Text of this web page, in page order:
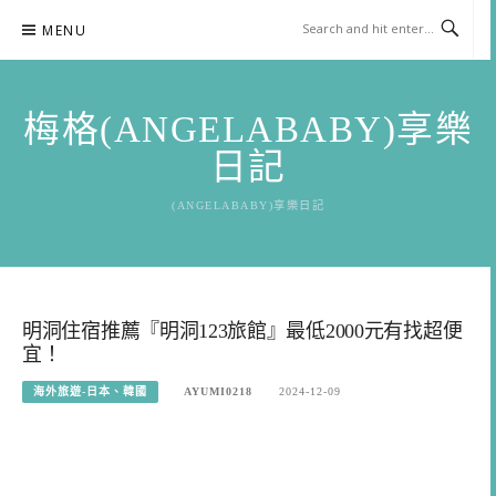
content
MENU
梅格(ANGELABABY)享樂
日記
(ANGELABABY)享樂日記
明洞住宿推薦『明洞123旅館』最低2000元有找超便
宜！
海外旅遊-日本、韓國 AYUMI0218 2024-12-09